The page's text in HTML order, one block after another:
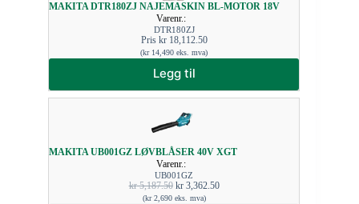
MAKITA DTR180ZJ NAJEMASKIN BL-MOTOR 18V
Varenr.:
DTR180ZJ
Pris kr18,112.50
(kr14,490 eks. mva)
Legg til
MAKITA UB001GZ LØVBLÅSER 40V XGT
Varenr.:
UB001GZ
kr5,187.50 kr3,362.50
(kr2,690eks. mva)